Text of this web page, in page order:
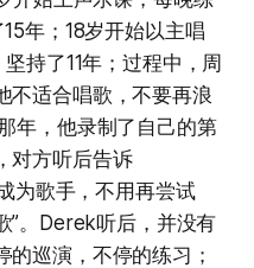
年；18岁开始以主唱
持了11年；过程中，周
不适合唱歌，不要再浪
年，他录制了自己的第
对方听后告诉
为歌手，不用再尝试
”。Derek听后，并没有
巡演，不停的练习；